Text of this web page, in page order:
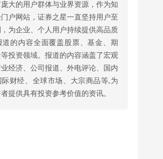
大的用户群体与业界资源，作为知
户网站，证券之星一直坚持用户至
，为企业、个人用户持续提供高品质
道的内容全面覆盖股票、基金、期
投资领域。报道的内容涵盖了宏观
经济、公司报道、外电评论、国内
际财经、全球市场、大宗商品等,为
提供具有投资参考价值的资讯。